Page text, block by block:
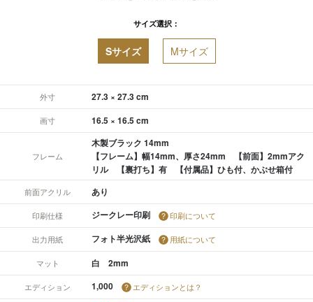
サイズ選択：
Sサイズ Mサイズ
外寸 27.3 × 27.3 cm
画寸 16.5 × 16.5 cm
フレーム
木製ブラック 14mm
【フレーム】幅14mm、厚さ24mm 【前面】2mmアク
リル 【裏打ち】有 【付属品】ひも付、かぶせ箱付
前面アクリル あり
印刷仕様 ジークレー印刷 印刷について
出力用紙 フォト半光沢紙 用紙について
マット 白 2mm
エディション 1,000 エディションとは？